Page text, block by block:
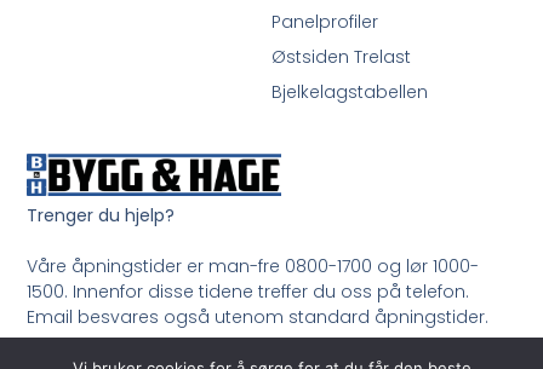
Trenger du hjelp?
Våre åpningstider er man-fre 0800-1700 og lør 1000-
1500. Innenfor disse tidene treffer du oss på telefon.
Email besvares også utenom standard åpningstider.
Panelprofiler
Østsiden Trelast
Bjelkelagstabellen